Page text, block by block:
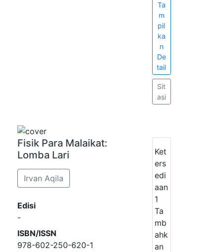
Ta
m
pil
ka
n
De
tail
Sit
asi
Fisik Para Malaikat:
Lomba Lari
Irvan Aqila
Edisi
-
ISBN/ISSN
978-602-250-620-1
Ket
ers
edi
aan
1
Ta
mb
ahk
an